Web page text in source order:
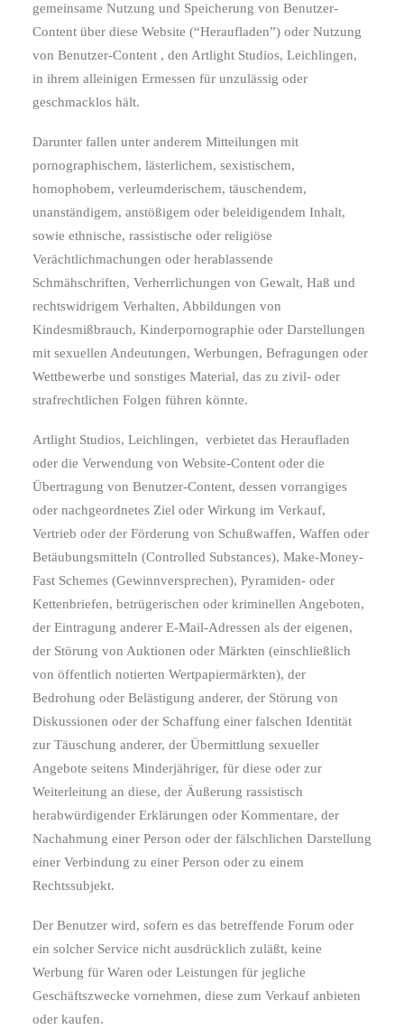
gemeinsame Nutzung und Speicherung von Benutzer-
Content über diese Website (“Heraufladen”) oder Nutzung
von Benutzer-Content , den Artlight Studios, Leichlingen,
in ihrem alleinigen Ermessen für unzulässig oder
geschmacklos hält.
Darunter fallen unter anderem Mitteilungen mit
pornographischem, lästerlichem, sexistischem,
homophobem, verleumderischem, täuschendem,
unanständigem, anstößigem oder beleidigendem Inhalt,
sowie ethnische, rassistische oder religiöse
Verächtlichmachungen oder herablassende
Schmähschriften, Verherrlichungen von Gewalt, Haß und
rechtswidrigem Verhalten, Abbildungen von
Kindesmißbrauch, Kinderpornographie oder Darstellungen
mit sexuellen Andeutungen, Werbungen, Befragungen oder
Wettbewerbe und sonstiges Material, das zu zivil- oder
strafrechtlichen Folgen führen könnte.
Artlight Studios, Leichlingen, verbietet das Heraufladen
oder die Verwendung von Website-Content oder die
Übertragung von Benutzer-Content, dessen vorrangiges
oder nachgeordnetes Ziel oder Wirkung im Verkauf,
Vertrieb oder der Förderung von Schußwaffen, Waffen oder
Betäubungsmitteln (Controlled Substances), Make-Money-
Fast Schemes (Gewinnversprechen), Pyramiden- oder
Kettenbriefen, betrügerischen oder kriminellen Angeboten,
der Eintragung anderer E-Mail-Adressen als der eigenen,
der Störung von Auktionen oder Märkten (einschließlich
von öffentlich notierten Wertpapiermärkten), der
Bedrohung oder Belästigung anderer, der Störung von
Diskussionen oder der Schaffung einer falschen Identität
zur Täuschung anderer, der Übermittlung sexueller
Angebote seitens Minderjähriger, für diese oder zur
Weiterleitung an diese, der Äußerung rassistisch
herabwürdigender Erklärungen oder Kommentare, der
Nachahmung einer Person oder der fälschlichen Darstellung
einer Verbindung zu einer Person oder zu einem
Rechtssubjekt.
Der Benutzer wird, sofern es das betreffende Forum oder
ein solcher Service nicht ausdrücklich zuläßt, keine
Werbung für Waren oder Leistungen für jegliche
Geschäftszwecke vornehmen, diese zum Verkauf anbieten
oder kaufen.